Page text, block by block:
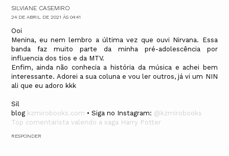
SILVIANE CASEMIRO
24 DE ABRIL DE 2021 ÀS 04:41
Ooi
Menina, eu nem lembro a última vez que ouvi Nirvana. Essa
banda faz muito parte da minha pré-adolescência por
influencia dos tios e da MTV.
Enfim, ainda não conhecia a história da música e achei bem
interessante. Adorei a sua coluna e vou ler outros, já vi um NIN
ali que eu adoro kkk
Sil
blog kzmirobooks.com • Siga no Instagram: @kzmirobooks
Top comentarista valendo a saga Harry Potter
RESPONDER